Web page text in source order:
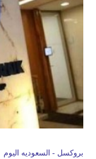
بروكسل - السعوديه اليوم